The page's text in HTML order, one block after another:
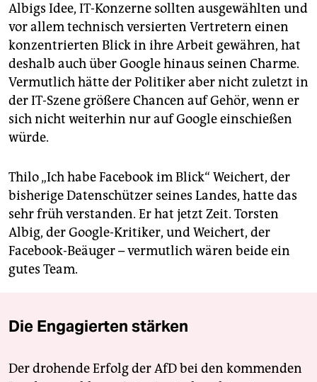
Albigs Idee, IT-Konzerne sollten ausgewählten und
vor allem technisch versierten Vertretern einen
konzentrierten Blick in ihre Arbeit gewähren, hat
deshalb auch über Google hinaus seinen Charme.
Vermutlich hätte der Politiker aber nicht zuletzt in
der IT-Szene größere Chancen auf Gehör, wenn er
sich nicht weiterhin nur auf Google einschießen
würde.
Thilo „Ich habe Facebook im Blick“ Weichert, der
bisherige Datenschützer seines Landes, hatte das
sehr früh verstanden. Er hat jetzt Zeit. Torsten
Albig, der Google-Kritiker, und Weichert, der
Facebook-Beäuger – vermutlich wären beide ein
gutes Team.
Die Engagierten stärken
Der drohende Erfolg der AfD bei den kommenden